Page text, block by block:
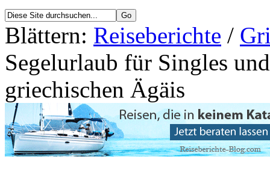
Blättern: Reiseberichte /
Segelurlaub für Singles
griechischen Ägäis